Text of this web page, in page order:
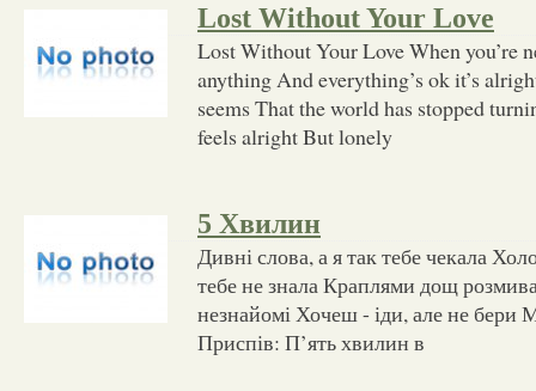
Lost Without Your Love
Lost Without Your Love When you’re
anything And everything’s ok it’s
seems That the world has stopped
feels alright But lonely
5 Хвилин
Дивні слова, а я так тебе чекала
тебе не знала Краплями дощ
незнайомі Хочеш - іди, але не бери
Приспів: П’ять хвилин в